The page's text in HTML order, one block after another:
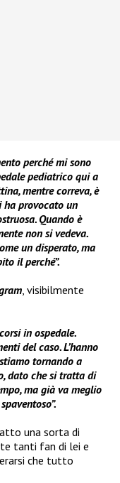
perché mi sono
pediatrico qui a
mentre correva, è
ha provocato un
Quando è
non si vedeva.
un disperato, ma
il perché”.
, visibilmente
in ospedale.
del caso. L’hanno
tornando a
dato che si tratta di
ma già va meglio
una sorta di
tanti fan di lei e
che tutto